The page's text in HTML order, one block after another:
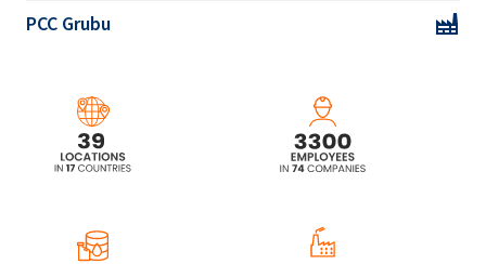
PCC Grubu
Ekoprodur® 4540W Poliüretan sistem